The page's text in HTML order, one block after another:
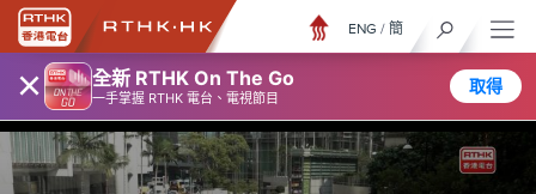
× 全新 RTHK On The Go
一手掌握 RTHK 電台、電視節目
取得
ENG / 簡